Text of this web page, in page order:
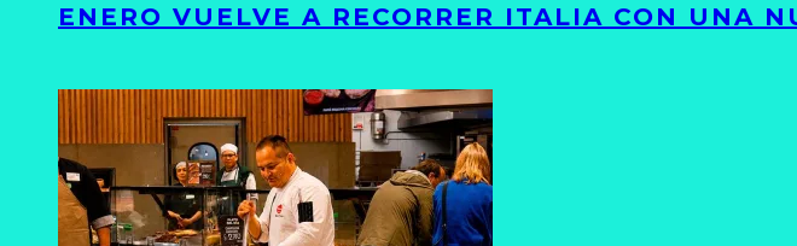
ENERO VUELVE A RECORRER ITALIA CON UNA